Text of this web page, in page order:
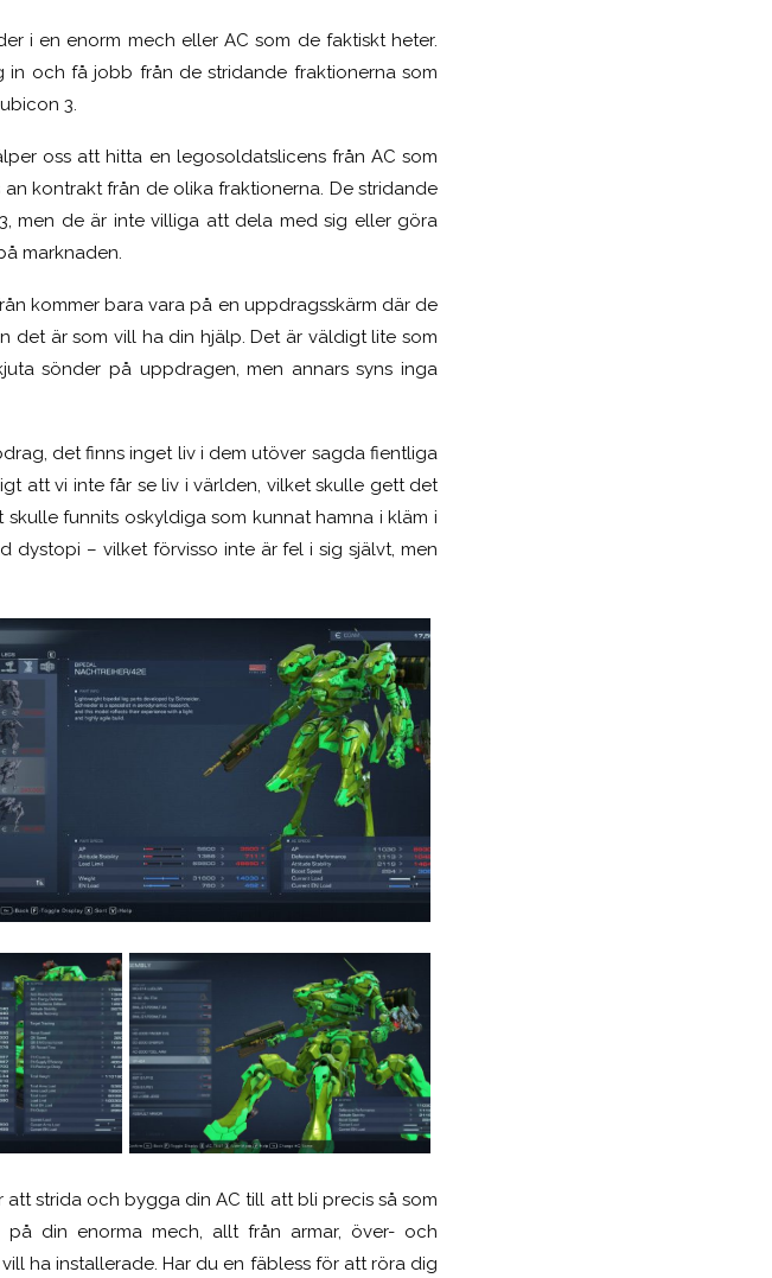
i en enorm mech eller AC som de faktiskt heter.
och få jobb från de stridande fraktionerna som
3.
oss att hitta en legosoldatslicens från AC som
kontrakt från de olika fraktionerna. De stridande
men de är inte villiga att dela med sig eller göra
marknaden.
kommer bara vara på en uppdragsskärm där de
är som vill ha din hjälp. Det är väldigt lite som
sönder på uppdragen, men annars syns inga
det finns inget liv i dem utöver sagda fientliga
att vi inte får se liv i världen, vilket skulle gett det
funnits oskyldiga som kunnat hamna i kläm i
dystopi – vilket förvisso inte är fel i sig självt, men
strida och bygga din AC till att bli precis så som
din enorma mech, allt från armar, över- och
ha installerade. Har du en fäbless för att röra dig